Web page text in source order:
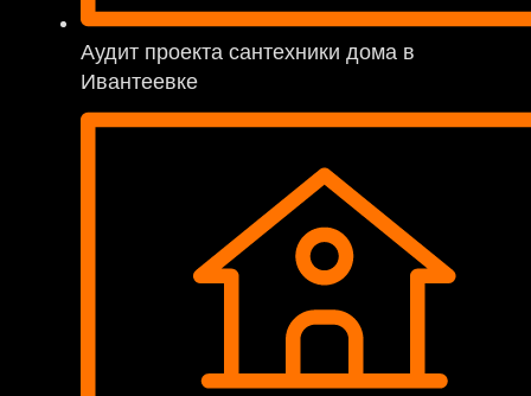
Аудит проекта сантехники дома в
Ивантеевке